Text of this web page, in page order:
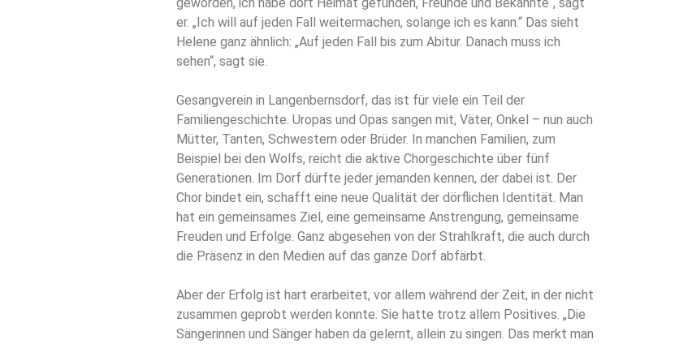
er. „Ich will auf jeden Fall weitermachen, solange ich es kann.“ Das sieht
Helene ganz ähnlich: „Auf jeden Fall bis zum Abitur. Danach muss ich
sehen“, sagt sie.
Gesangverein in Langenbernsdorf, das ist für viele ein Teil der
Familiengeschichte. Uropas und Opas sangen mit, Väter, Onkel – nun auch
Mütter, Tanten, Schwestern oder Brüder. In manchen Familien, zum
Beispiel bei den Wolfs, reicht die aktive Chorgeschichte über fünf
Generationen. Im Dorf dürfte jeder jemanden kennen, der dabei ist. Der
Chor bindet ein, schafft eine neue Qualität der dörflichen Identität. Man
hat ein gemeinsames Ziel, eine gemeinsame Anstrengung, gemeinsame
Freuden und Erfolge. Ganz abgesehen von der Strahlkraft, die auch durch
die Präsenz in den Medien auf das ganze Dorf abfärbt.
Aber der Erfolg ist hart erarbeitet, vor allem während der Zeit, in der nicht
zusammen geprobt werden konnte. Sie hatte trotz allem Positives. „Die
Sängerinnen und Sänger haben da gelernt, allein zu singen. Das merkt man